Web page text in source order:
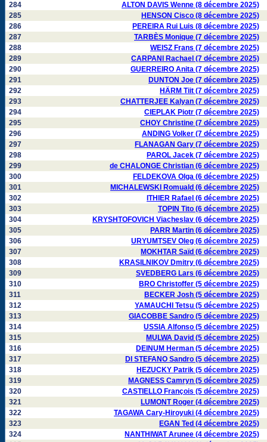
284
ALTON DAVIS Wenne (8 décembre 2025)
285
HENSON Cisco (8 décembre 2025)
286
PEREIRA Rui Luis (8 décembre 2025)
287
TARBÈS Monique (7 décembre 2025)
288
WEISZ Frans (7 décembre 2025)
289
CARPANI Rachael (7 décembre 2025)
290
GUERREIRO Anita (7 décembre 2025)
291
DUNTON Joe (7 décembre 2025)
292
HÄRM Tiit (7 décembre 2025)
293
CHATTERJEE Kalyan (7 décembre 2025)
294
CIEPLAK Piotr (7 décembre 2025)
295
CHOY Christine (7 décembre 2025)
296
ANDING Volker (7 décembre 2025)
297
FLANAGAN Gary (7 décembre 2025)
298
PAROL Jacek (7 décembre 2025)
299
de CHALONGE Christian (6 décembre 2025)
300
FELDEKOVA Olga (6 décembre 2025)
301
MICHALEWSKI Romuald (6 décembre 2025)
302
ITHIER Rafael (6 décembre 2025)
303
TOPIN Tito (6 décembre 2025)
304
KRYSHTOFOVICH Viacheslav (6 décembre 2025)
305
PARR Martin (6 décembre 2025)
306
URYUMTSEV Oleg (6 décembre 2025)
307
MOKHTAR Saïd (6 décembre 2025)
308
KRASILNIKOV Dmitry (6 décembre 2025)
309
SVEDBERG Lars (6 décembre 2025)
310
BRO Christoffer (5 décembre 2025)
311
BECKER Josh (5 décembre 2025)
312
YAMAUCHI Tetsu (5 décembre 2025)
313
GIACOBBE Sandro (5 décembre 2025)
314
USSIA Alfonso (5 décembre 2025)
315
MULWA David (5 décembre 2025)
316
DEINUM Herman (5 décembre 2025)
317
DI STEFANO Sandro (5 décembre 2025)
318
HEZUCKY Patrik (5 décembre 2025)
319
MAGNESS Camryn (5 décembre 2025)
320
CASTIELLO François (5 décembre 2025)
321
LUMONT Roger (4 décembre 2025)
322
TAGAWA Cary-Hiroyuki (4 décembre 2025)
323
EGAN Ted (4 décembre 2025)
324
NANTHIWAT Arunee (4 décembre 2025)